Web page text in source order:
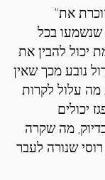
“המלחמה פרצה בחמש בבוקר ואני עדיין זוכרת את
שנשמעו בכל
יכול להבין את
נובע מכך שאין
עלול לקרות
יכולים
מה שקרה
שנורה לעבר